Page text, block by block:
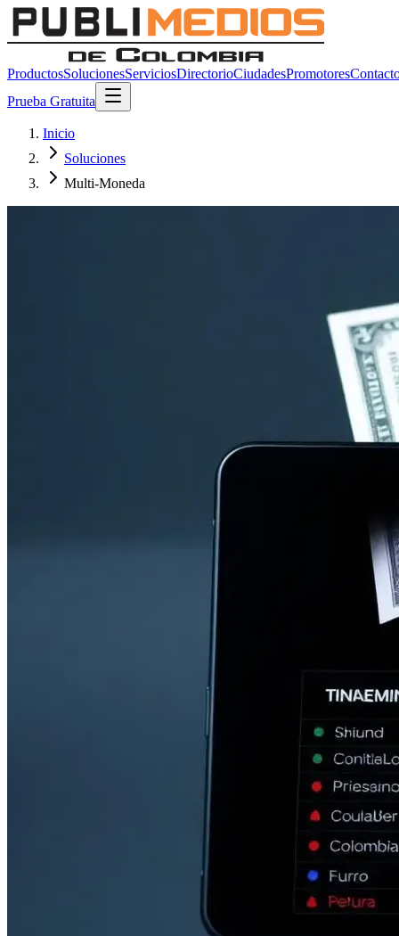
ProductosSolucionesServiciosDirectorioCiudadesPromotores
Prueba Gratuita
Inicio
Soluciones
Multi-Moneda